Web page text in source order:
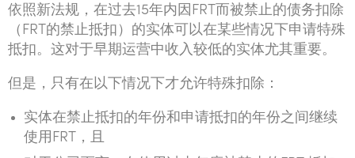
依照新法规，在过去15年内因FRT而被禁止的债务扣除
（FRT的禁止抵扣）的实体可以在某些情况下申请特殊
抵扣。这对于早期运营中收入较低的实体尤其重要。
但是，只有在以下情况下才允许特殊扣除：
实体在禁止抵扣的年份和申请抵扣的年份之间继续
使用FRT，且